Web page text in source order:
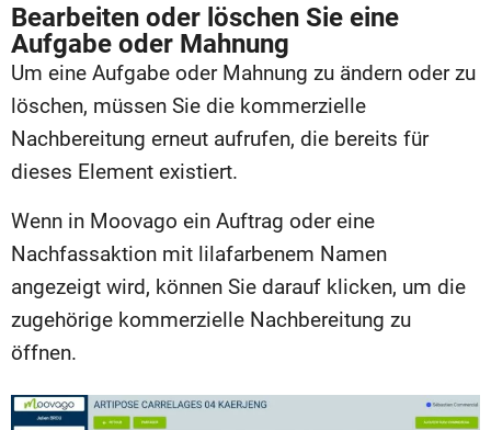
Bearbeiten oder löschen Sie eine
Aufgabe oder Mahnung
Um eine Aufgabe oder Mahnung zu ändern oder zu
löschen, müssen Sie die kommerzielle
Nachbereitung erneut aufrufen, die bereits für
dieses Element existiert.
Wenn in Moovago ein Auftrag oder eine
Nachfassaktion mit lilafarbenem Namen
angezeigt wird, können Sie darauf klicken, um die
zugehörige kommerzielle Nachbereitung zu
öffnen.